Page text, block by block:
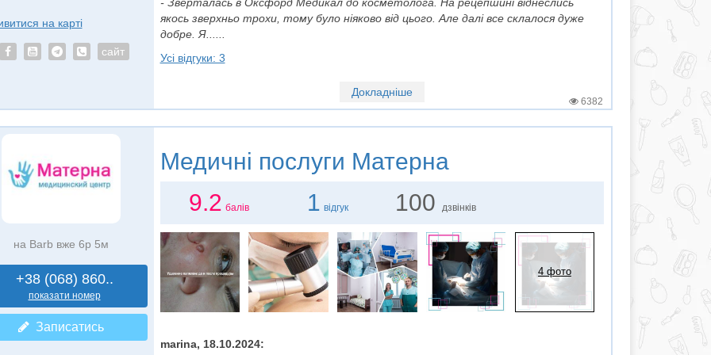
на карті
сайт
якось зверхньо трохи, тому було ніяково від цього. Але далі все склалося дуже
добре. Я......
Усі відгуки: 3
Докладніше
6382
на Barb вже 6р 5м
+38 (068) 860..
показати номер
Записатись
Медичні послуги Матерна
9.2 балів 1 відгук 100 дзвінків
4 фото
marina, 18.10.2024: